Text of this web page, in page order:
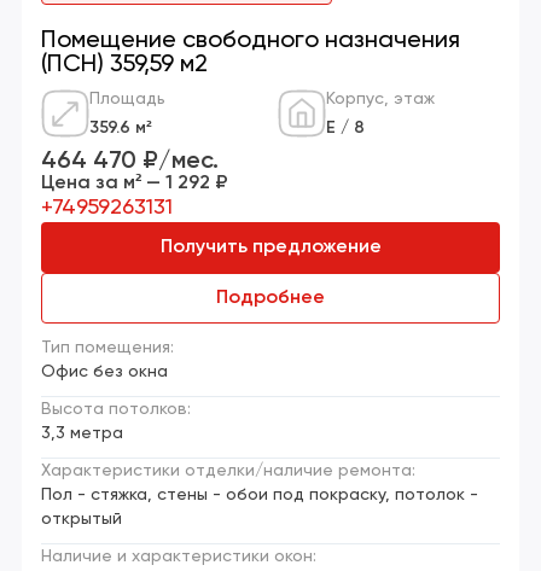
Помещение свободного назначения
(ПСН) 359,59 м2
Площадь
359.6 м²
Корпус, этаж
Е / 8
Тип помещения:
Офис без окна
Высота потолков:
3,3 метра
Характеристики отделки/наличие ремонта:
Пол - стяжка, стены - обои под покраску, потолок -
открытый
Наличие и характеристики окон:
464 470 ₽/мес.
Цена за м² — 1 292 ₽
+74959263131
Получить предложение
Подробнее